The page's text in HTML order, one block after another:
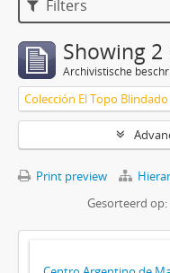
Filters
Showing 2
Archivistische
Colección El Topo Blindado
Print preview
Gesorteerd op: